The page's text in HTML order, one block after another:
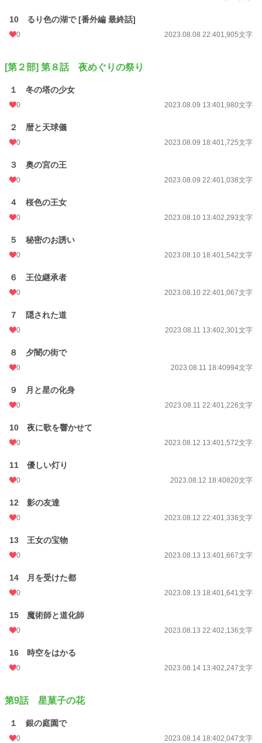
10 るり色の湖で [番外編 最終話]
0 2023.08.08 22:401,905文字
[第２部] 第８話 夜めぐりの祭り
１ 冬の塔の少女
0 2023.08.09 13:401,980文字
２ 暦と天球儀
0 2023.08.09 18:401,725文字
３ 奥の宮の王
0 2023.08.09 22:401,038文字
４ 桜色の王女
0 2023.08.10 13:402,293文字
５ 秘密のお誘い
0 2023.08.10 18:401,542文字
６ 王位継承者
0 2023.08.10 22:401,067文字
７ 隠された道
0 2023.08.11 13:402,301文字
８ 夕闇の街で
0 2023.08.11 18:40994文字
９ 月と星の化身
0 2023.08.11 22:401,226文字
10 夜に歌を響かせて
0 2023.08.12 13:401,572文字
11 優しい灯り
0 2023.08.12 18:40820文字
12 影の友達
0 2023.08.12 22:401,336文字
13 王女の宝物
0 2023.08.13 13:401,667文字
14 月を受けた都
0 2023.08.13 18:401,641文字
15 魔術師と道化師
0 2023.08.13 22:402,136文字
16 時空をはかる
0 2023.08.14 13:402,247文字
第9話 星菓子の花
１ 銀の庭園で
0 2023.08.14 18:402,047文字